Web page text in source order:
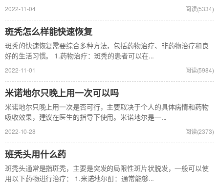
2022-11-04 阅读(5334)
斑秃怎么样能快速恢复
斑秃的快速恢复需要综合多种方法，包括药物治疗、非药物治疗和良
好的生活习惯。 1.药物治疗：斑秃的患者可以在...
2022-11-01 阅读(5984)
米诺地尔只晚上用一次可以吗
米诺地尔只晚上用一次是否可行，主要取决于个人的具体病情和药物
吸收效果，建议在医生的指导下使用。米诺地尔是一...
2022-10-28 阅读(2373)
班秃头用什么药
斑秃头通常是指斑秃，主要是突发的局限性斑片状脱发，一般可以使
用以下药物进行治疗： 1.米诺地尔酊：通常能够...